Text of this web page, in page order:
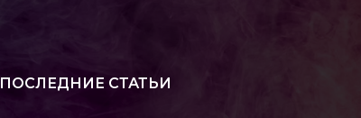
ПОСЛЕДНИЕ СТАТЬИ